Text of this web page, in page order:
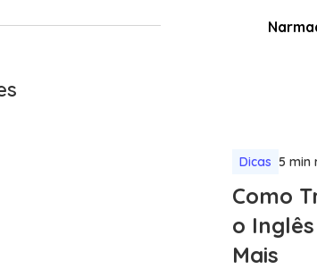
Dicas 5 min
Como
o
Mais